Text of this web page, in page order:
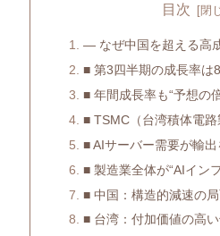
目次
― なぜ中国を超える高
■ 第3四半期の成長率は
■ 年間成長率も“予想の
■ TSMC（台湾積体電
■ AIサーバー需要が輸
■ 製造業全体が“AIイン
■ 中国：構造的減速の
■ 台湾：付加価値の高